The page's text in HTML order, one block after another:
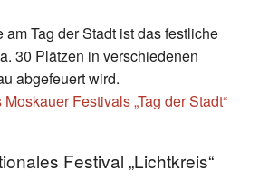
Tag der Stadt ist das festliche
30 Plätzen in verschiedenen
abgefeuert wird.
Festivals „Tag der Stadt“
Festival „Lichtkreis“